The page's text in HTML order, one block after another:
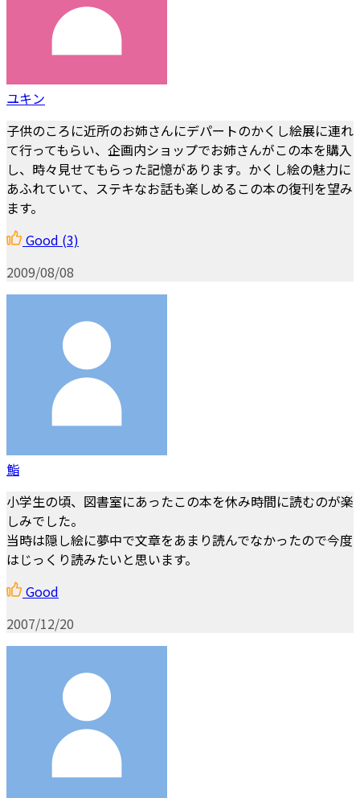
ユキン
子供のころに近所のお姉さんにデパートのかくし絵展に連れ
て行ってもらい、企画内ショップでお姉さんがこの本を購入
し、時々見せてもらった記憶があります。かくし絵の魅力に
あふれていて、ステキなお話も楽しめるこの本の復刊を望み
ます。
Good (3)
2009/08/08
鮨
小学生の頃、図書室にあったこの本を休み時間に読むのが楽
しみでした。
当時は隠し絵に夢中で文章をあまり読んでなかったので今度
はじっくり読みたいと思います。
Good
2007/12/20